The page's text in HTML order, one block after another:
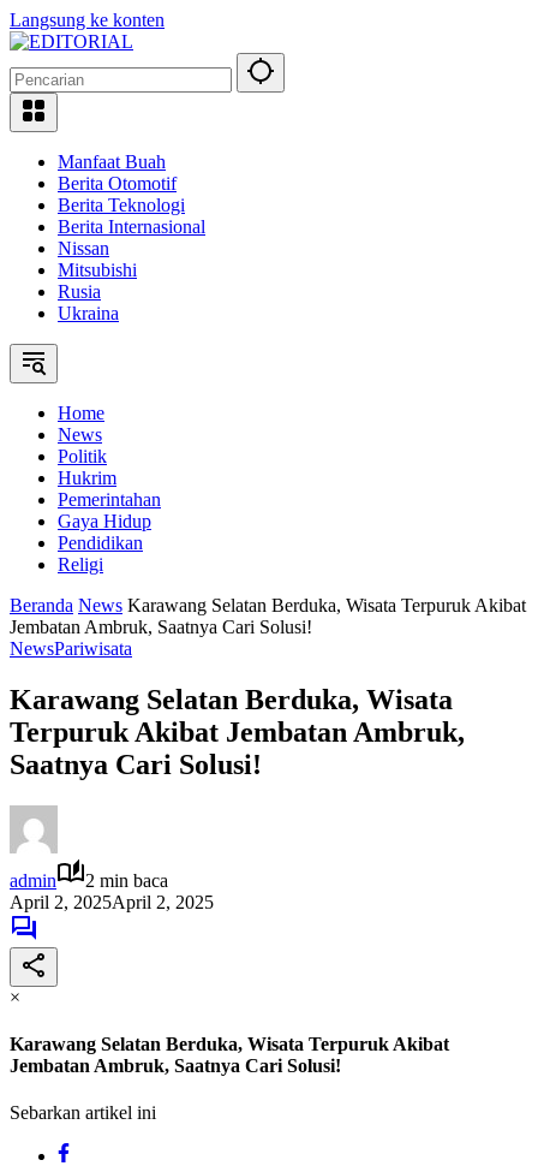
Langsung ke konten
Manfaat Buah
Berita Otomotif
Berita Teknologi
Berita Internasional
Nissan
Mitsubishi
Rusia
Ukraina
Home
News
Politik
Hukrim
Pemerintahan
Gaya Hidup
Pendidikan
Religi
Beranda News Karawang Selatan Berduka, Wisata Terpuruk Akibat
Jembatan Ambruk, Saatnya Cari Solusi!
NewsPariwisata
Karawang Selatan Berduka, Wisata
Terpuruk Akibat Jembatan Ambruk,
Saatnya Cari Solusi!
admin
2 min baca
April 2, 2025April 2, 2025
×
Karawang Selatan Berduka, Wisata Terpuruk Akibat
Jembatan Ambruk, Saatnya Cari Solusi!
Sebarkan artikel ini